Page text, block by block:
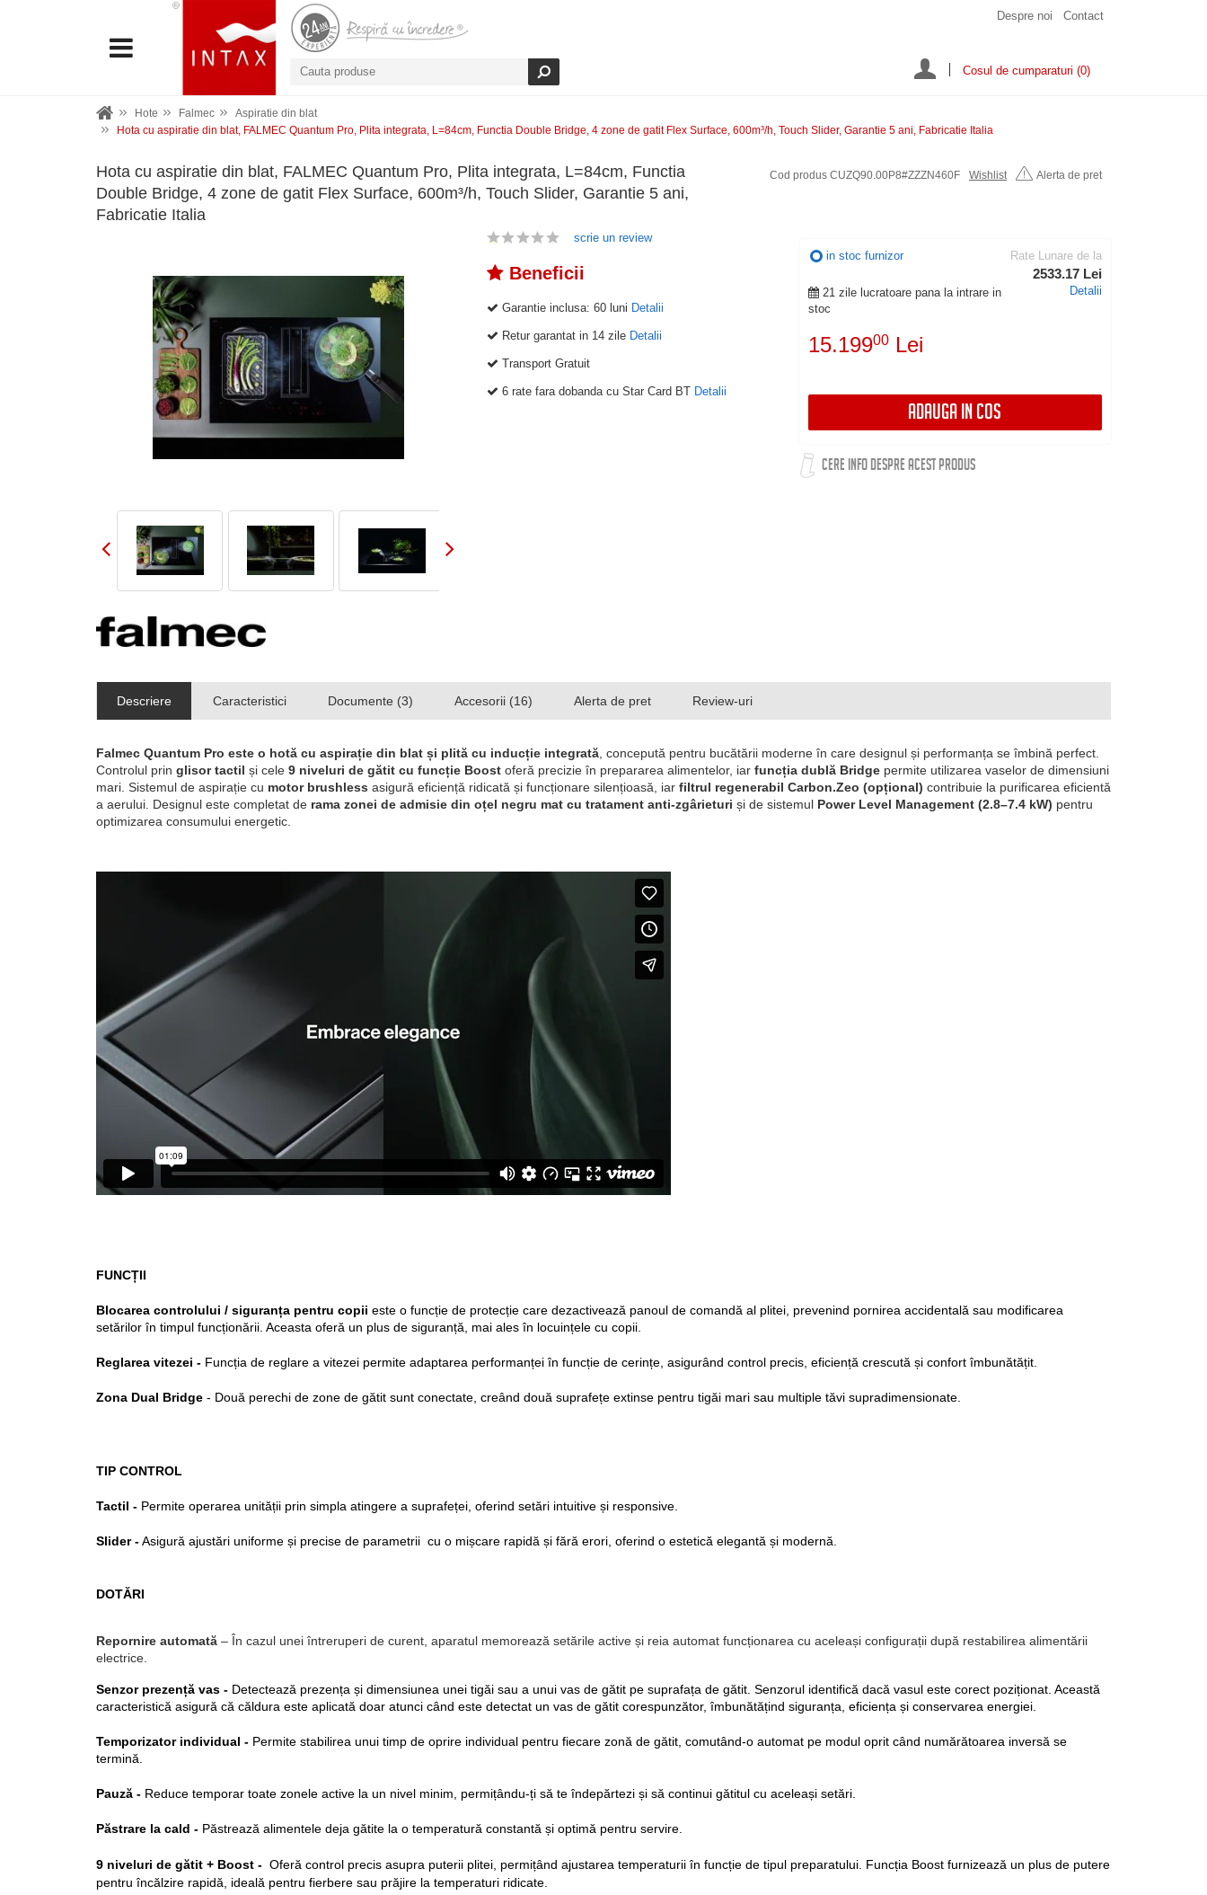
Despre noi Contact
Cosul de cumparaturi (0)
Hote Falmec
Aspiratie din blat
Hota cu aspiratie din blat, FALMEC Quantum Pro, Plita integrata, L=84cm, Functia Double Bridge, 4 zone de gatit Flex Surface, 600m³/h, Touch Slider, Garantie 5 ani, Fabricatie Italia
Hota cu aspiratie din blat, FALMEC Quantum Pro, Plita integrata, L=84cm, Functia
Double Bridge, 4 zone de gatit Flex Surface, 600m³/h, Touch Slider, Garantie 5 ani,
Fabricatie Italia
Cod produs CUZQ90.00P8#ZZZN460F Wishlist Alerta de pret
in stoc furnizor
21 zile lucratoare pana la intrare in
stoc
15.19900Lei
Rate Lunare de la
2533.17 Lei
Detalii
ADAUGA IN COS
CERE INFO DESPRE ACEST PRODUS
scrie un review
Beneficii
Garantie inclusa: 60 luni Detalii
Retur garantat in 14 zile Detalii
Transport Gratuit
6 rate fara dobanda cu Star Card BT Detalii
Descriere Caracteristici Documente (3) Accesorii (16) Alerta de pret Review-uri
Falmec Quantum Pro este o hotă cu aspirație din blat și plită cu inducție integrată , concepută pentru bucătării moderne în care designul și performanța se îmbină perfect.
Controlul prin glisor tactil și cele 9 niveluri de gătit cu funcție Boost oferă precizie în prepararea alimentelor, iar funcția dublă Bridge permite utilizarea vaselor de dimensiuni
mari. Sistemul de aspirație cu motor brushless asigură eficiență ridicată și funcționare silențioasă, iar filtrul regenerabil Carbon.Zeo (opțional) contribuie la purificarea eficientă
a aerului. Designul este completat de rama zonei de admisie din oțel negru mat cu tratament anti-zgârieturi și de sistemul Power Level Management (2.8–7.4 kW) pentru
optimizarea consumului energetic.
FUNCȚII
Blocarea controlului / siguranța pentru copii este o funcție de protecție care dezactivează panoul de comandă al plitei, prevenind pornirea accidentală sau modificarea
setărilor în timpul funcționării. Aceasta oferă un plus de siguranță, mai ales în locuințele cu copii.
Reglarea vitezei - Funcția de reglare a vitezei permite adaptarea performanței în funcție de cerințe, asigurând control precis, eficiență crescută și confort îmbunătățit.
Zona Dual Bridge - Două perechi de zone de gătit sunt conectate, creând două suprafețe extinse pentru tigăi mari sau multiple tăvi supradimensionate.
TIP CONTROL
Tactil - Permite operarea unității prin simpla atingere a suprafeței, oferind setări intuitive și responsive.
Slider - Asigură ajustări uniforme și precise de parametrii  cu o mișcare rapidă și fără erori, oferind o estetică elegantă și modernă.
DOTĂRI
Repornire automată – În cazul unei întreruperi de curent, aparatul memorează setările active și reia automat funcționarea cu aceleași configurații după restabilirea alimentării
electrice.
Senzor prezență vas - Detectează prezența și dimensiunea unei tigăi sau a unui vas de gătit pe suprafața de gătit. Senzorul identifică dacă vasul este corect poziționat. Această
caracteristică asigură că căldura este aplicată doar atunci când este detectat un vas de gătit corespunzător, îmbunătățind siguranța, eficiența și conservarea energiei.
Temporizator individual - Permite stabilirea unui timp de oprire individual pentru fiecare zonă de gătit, comutând-o automat pe modul oprit când numărătoarea inversă se
termină.
Pauză - Reduce temporar toate zonele active la un nivel minim, permițându-ți să te îndepărtezi și să continui gătitul cu aceleași setări.
Păstrare la cald - Păstrează alimentele deja gătite la o temperatură constantă și optimă pentru servire.
9 niveluri de gătit + Boost - Oferă control precis asupra puterii plitei, permițând ajustarea temperaturii în funcție de tipul preparatului. Funcția Boost furnizează un plus de putere
pentru încălzire rapidă, ideală pentru fierbere sau prăjire la temperaturi ridicate.